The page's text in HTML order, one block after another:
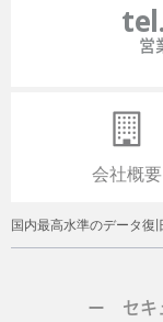
tel.
営
会社概要
国内最高水準のデータ復
ー セキ